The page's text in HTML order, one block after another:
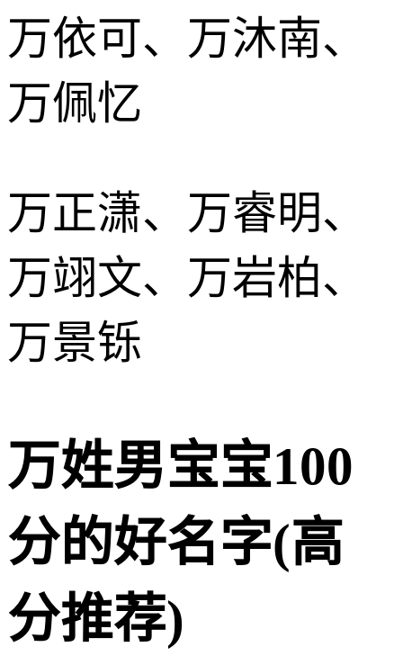
万依可、万沐南、
万佩忆
万正潇、万睿明、
万翊文、万岩柏、
万景铄
万姓男宝宝100
分的好名字(高
分推荐)